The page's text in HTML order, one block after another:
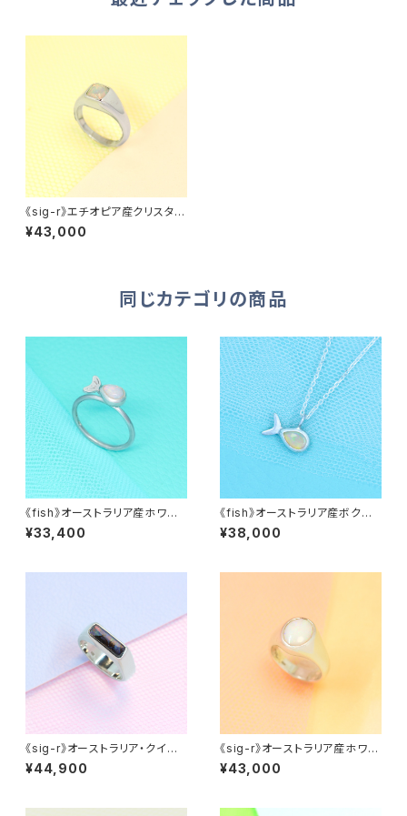
《sig-r》エチオピア産クリスタル
オパール・シグネットリング
¥43,000
同じカテゴリの商品
《fish》オーストラリア産ホワイト
オパール・覆輪リング
¥33,400
《fish》オーストラリア産ボクリ
スタルオパール・ネックレス
¥38,000
《sig-r》オーストラリア・クイー
ンズランド産ボルダーオパール・
シグネットリング
¥44,900
《sig-r》オーストラリア産ホワイ
トオパール・シグネットリング
¥43,000